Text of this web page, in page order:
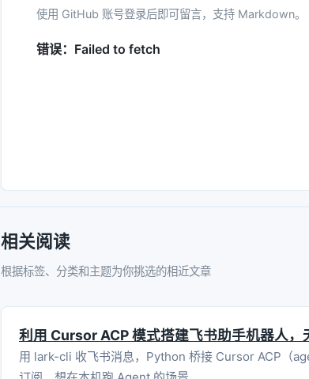
使用 GitHub 账号登录后即可留言，支持 Markdown。
相关阅读
根据标签、分类和主题为你挑选的相近文章
利用 Cursor ACP 模式搭建飞书助手机器人，
用 lark-cli 收飞书消息，Python 桥接 Cursor ACP（